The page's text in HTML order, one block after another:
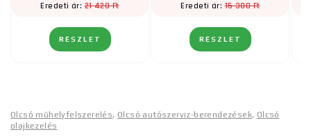
Eredeti ár:21 420 Ft
RÉSZLET
Eredeti ár:15 300 Ft
RÉSZLET
Olcsó műhelyfelszerelés, Olcsó autószerviz-berendezések, Olcsó
olajkezelés